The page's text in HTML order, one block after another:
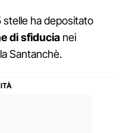
ha depositato
di sfiducia nei
Santanchè.